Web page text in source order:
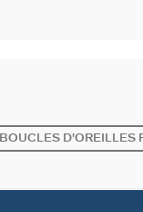
BOUCLES D'OREILLES